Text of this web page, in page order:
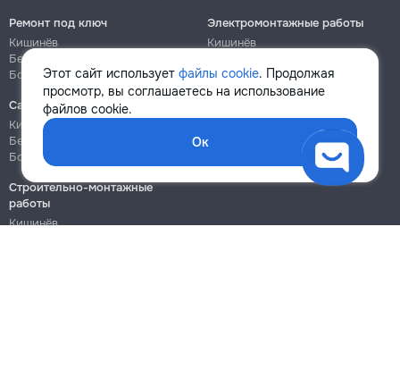
Этот сайт использует файлы cookie. Продолжая
просмотр, вы соглашаетесь на использование
файлов cookie.
Ок
Ремонт под ключ
Кишинёв
Бельцы
Ботаника
Электромонтажные работы
Кишинёв
Ботаника
Сантехнические работы
Кишинёв
Бельцы
Ботаника
Бельцы
Строительно-монтажные
работы
Кишинёв